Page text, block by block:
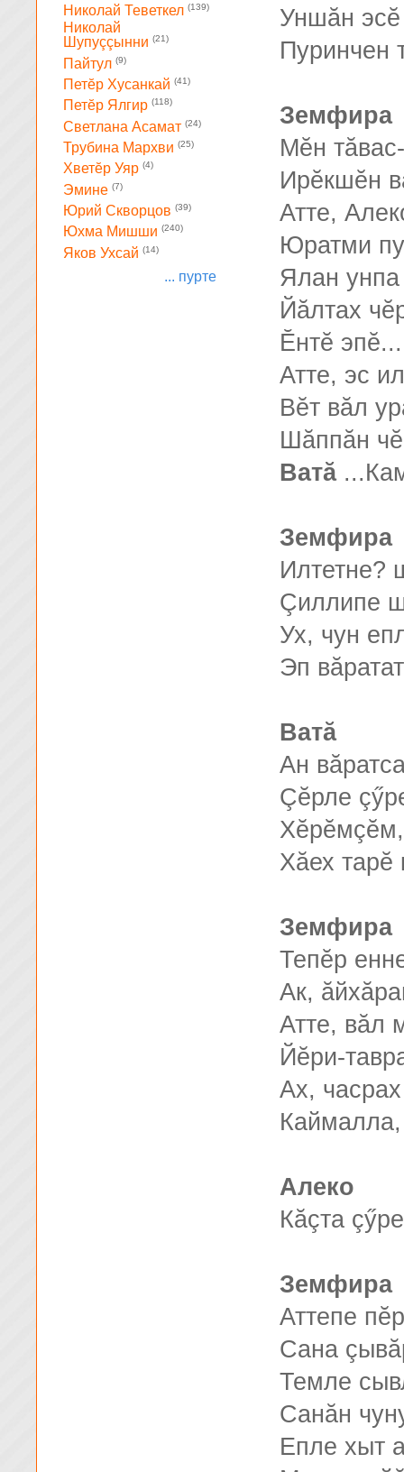
Уншăн эсĕ
Пуринчен
Земфира
Мĕн
Ирĕкшĕн
Атте,
Юратми
Ялан унпа
Йăлтах
Ĕнтĕ
Атте, эс
Вĕт вăл
Шăппăн
Ватă
Земфира
Илтетне?
Çиллипе
Ух, чун
Эп
Ватă
Ан
Çĕрле
Хăех тарĕ
Земфира
Тепĕр
Ак,
Атте, вăл
Йĕри-
Ах,
Алеко
Кăçта
Земфира
Аттепе
Сана
Темле
Санăн
Епле хыт
Николай Теветкел (139)
Николай
Шупуççынни (21)
Пайтул (9)
Петĕр Хусанкай (41)
Петĕр Ялгир (118)
Светлана Асамат (24)
Трубина Мархви (25)
Хветĕр Уяр (4)
Эмине (7)
Юрий Скворцов (39)
Юхма Мишши (240)
Яков Ухсай (14)
... пурте